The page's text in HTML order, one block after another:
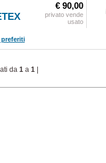
preferiti
€ 90,00
privato vende
usato
da 1 a 1